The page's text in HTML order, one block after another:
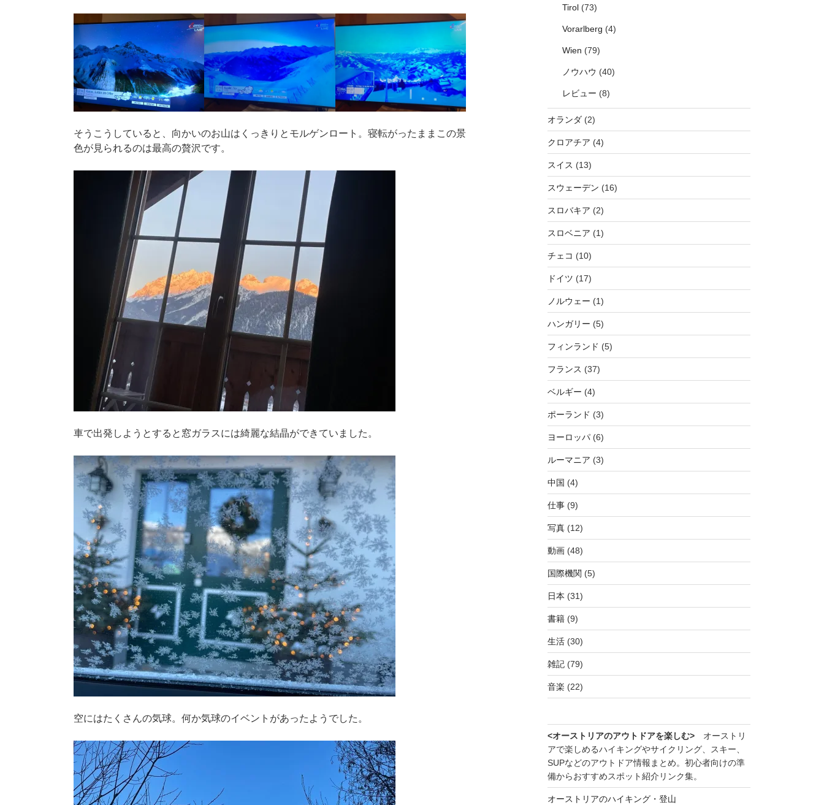
そうこうしていると、向かいのお山はくっきりとモルゲンロート。寝転がったままこの景
色が見られるのは最高の贅沢です。
車で出発しようとすると窓ガラスには綺麗な結晶ができていました。
空にはたくさんの気球。何か気球のイベントがあったようでした。
Tirol(73)
Vorarlberg (4)
Wien (79)
ノウハウ (40)
レビュー (8)
オランダ(2)
クロアチア (4)
スイス (13)
スウェーデン (16)
スロバキア (2)
スロベニア (1)
チェコ (10)
ドイツ (17)
ノルウェー (1)
ハンガリー (5)
フィンランド (5)
フランス (37)
ベルギー (4)
ポーランド (3)
ヨーロッパ(6)
ルーマニア (3)
中国 (4)
仕事(9)
写真(12)
動画(48)
国際機関 (5)
日本 (31)
書籍(9)
生活(30)
雑記(79)
音楽 (22)
<オーストリアのアウトドアを楽しむ>オーストリ
アで楽しめるハイキングやサイクリング、スキー、
SUPなどのアウトドア情報まとめ。初心者向けの準
備からおすすめスポット紹介リンク集。
オーストリアのハイキング・登山